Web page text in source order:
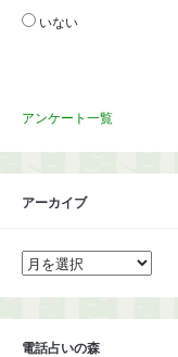
いない
アンケート一覧
アーカイブ
ア
ー
イ
電話占いの森